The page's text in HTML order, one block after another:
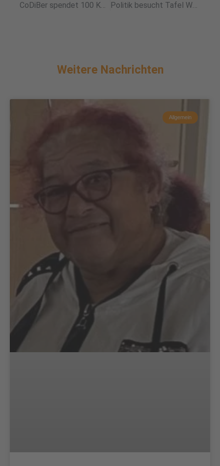
CoDiBer spendet 100 Körbe der Tafel Wetzlar Politik besucht Tafel Wetzler – MDL Bocklet vor Ort
Weitere Nachrichten
Allgemein